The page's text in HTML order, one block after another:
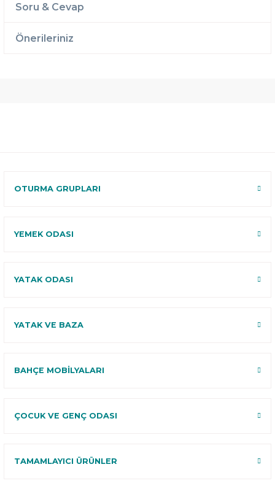
Soru & Cevap
Önerileriniz
OTURMA GRUPLARI
YEMEK ODASI
YATAK ODASI
YATAK VE BAZA
BAHÇE MOBİLYALARI
ÇOCUK VE GENÇ ODASI
TAMAMLAYICI ÜRÜNLER